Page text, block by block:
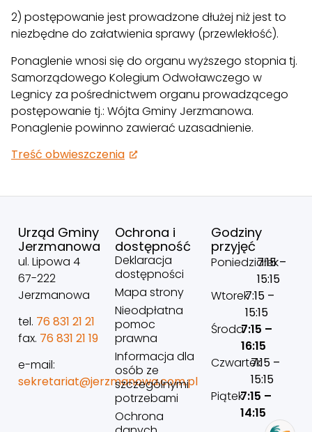
2) postępowanie jest prowadzone dłużej niż jest to
niezbędne do załatwienia sprawy (przewlekłość).
Ponaglenie wnosi się do organu wyższego stopnia tj.
Samorządowego Kolegium Odwoławczego w
Legnicy za pośrednictwem organu prowadzącego
postępowanie tj.: Wójta Gminy Jerzmanowa.
Ponaglenie powinno zawierać uzasadnienie.
Treść obwieszczenia
Urząd Gminy
Jerzmanowa
ul. Lipowa 4
67-222
Jerzmanowa
tel. 76 831 21 21
fax. 76 831 21 19
e-mail:
sekretariat@jerzmanowa.com.pl
Ochrona i
dostępność
Deklaracja
dostępności
Mapa strony
Nieodpłatna
pomoc
prawna
Informacja dla
osób ze
szczególnymi
potrzebami
Ochrona
Godziny
przyjęć
Poniedziałek
7:15 –
15:15
Wtorek7:15 –
15:15
Środa7:15 –
16:15
Czwartek7:15 –
15:15
Piątek7:15 –
14:15